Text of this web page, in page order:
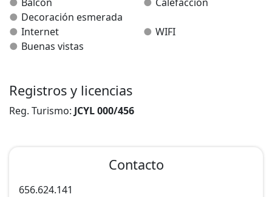
cuádruple (muy grande de 40 metros cuadrados) baño
completo.
Todas las habitaciones son exteriores, algunas con
grandes balconadas y vistas al campo.
out con brasero de piedra.
Decoración esmerada
Internet
WIFI
Buenas vistas
Registros y licencias
Reg. Turismo: JCYL 000/456
Contacto
656.624.141